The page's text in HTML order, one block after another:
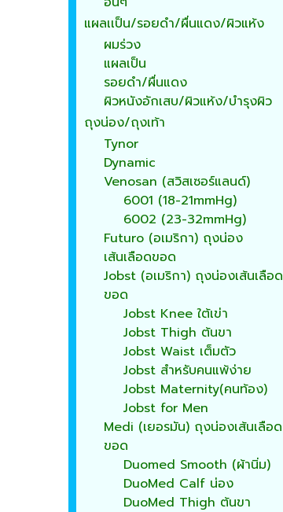
แผลเเป็น/รอยดำ/ผื่นแดง/ผิวแห้ง
ผมร่วง
แผลเป็น
รอยดำ/ผื่นแดง
ผิวหนังอักเสบ/ผิวแห้ง/บำรุงผิว
ถุงน่อง/ถุงเท้า
Tynor
Dynamic
Venosan (สวิสเซอร์แลนด์)
6001 (18-21mmHg)
6002 (23-32mmHg)
Futuro (อเมริกา) ถุงน่อง
เส้นเลือดขอด
Jobst (อเมริกา) ถุงน่องเส้นเลือด
ขอด
Jobst Knee ใต้เข่า
Jobst Thigh ต้นขา
Jobst Waist เต็มตัว
Jobst สำหรับคนแพ้ง่าย
Jobst Maternity(คนท้อง)
Jobst for Men
Medi (เยอรมัน) ถุงน่องเส้นเลือด
ขอด
Duomed Smooth (ผ้านิ่ม)
DuoMed Calf น่อง
DuoMed Thigh ต้นขา